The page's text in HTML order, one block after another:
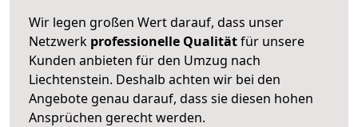
Wir legen großen Wert darauf, dass unser
Netzwerk professionelle Qualitätfür unsere
Kunden anbieten für den Umzug nach
Liechtenstein. Deshalb achten wir bei den
Angebote genau darauf, dass sie diesen hohen
Ansprüchen gerecht werden.